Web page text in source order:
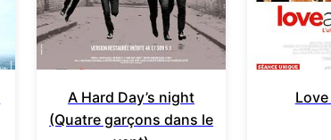
A Hard Day’s night
(Quatre garçons dans le